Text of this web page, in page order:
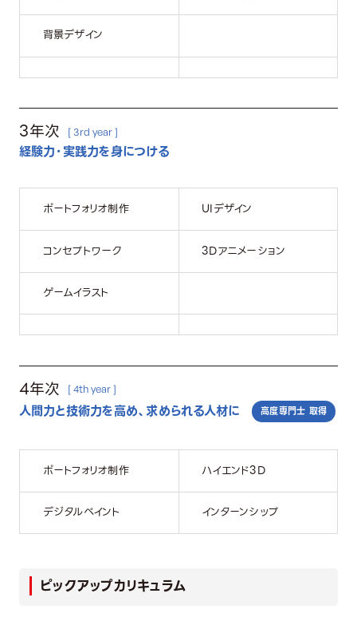
背景デザイン
3年次 [ 3rd year ]
経験力・実践力を身につける
ポートフォリオ制作 UIデザイン
コンセプトワーク 3Dアニメーション
ゲームイラスト
4年次 [ 4th year ]
人間力と技術力を高め、求められる人材に 高度専門士 取得
ポートフォリオ制作 ハイエンド3D
デジタルペイント インターンシップ
ピックアップカリキュラム